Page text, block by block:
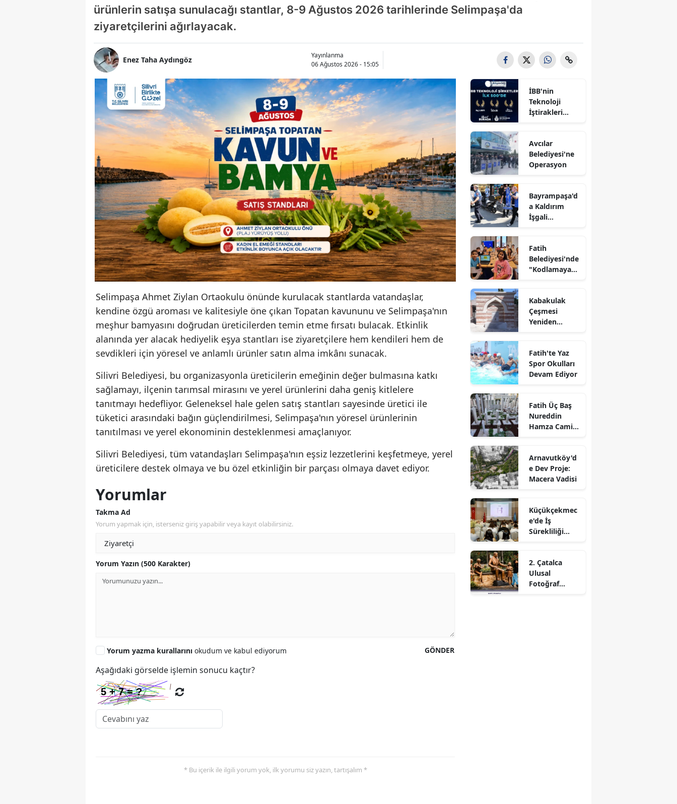
ürünlerin satışa sunulacağı stantlar, 8-9 Ağustos 2026 tarihlerinde Selimpaşa'da
ziyaretçilerini ağırlayacak.
Enez Taha Aydıngöz
Yayınlanma
06 Ağustos 2026 - 15:05
Selimpaşa Ahmet Ziylan Ortaokulu önünde kurulacak stantlarda vatandaşlar,
kendine özgü aroması ve kalitesiyle öne çıkan Topatan kavununu ve Selimpaşa'nın
meşhur bamyasını doğrudan üreticilerden temin etme fırsatı bulacak. Etkinlik
alanında yer alacak hediyelik eşya stantları ise ziyaretçilere hem kendileri hem de
sevdikleri için yöresel ve anlamlı ürünler satın alma imkânı sunacak.
Silivri Belediyesi, bu organizasyonla üreticilerin emeğinin değer bulmasına katkı
sağlamayı, ilçenin tarımsal mirasını ve yerel ürünlerini daha geniş kitlelere
tanıtmayı hedefliyor. Geleneksel hale gelen satış stantları sayesinde üretici ile
tüketici arasındaki bağın güçlendirilmesi, Selimpaşa'nın yöresel ürünlerinin
tanıtılması ve yerel ekonominin desteklenmesi amaçlanıyor.
Silivri Belediyesi, tüm vatandaşları Selimpaşa'nın eşsiz lezzetlerini keşfetmeye, yerel
üreticilere destek olmaya ve bu özel etkinliğin bir parçası olmaya davet ediyor.
Yorumlar
Takma Ad
Yorum yapmak için, isterseniz giriş yapabilir veya kayıt olabilirsiniz.
Yorum Yazın (500 Karakter)
GÖNDER
Yorum yazma kurallarını okudum ve kabul ediyorum
Aşağıdaki görselde işlemin sonucu kaçtır?
* Bu içerik ile ilgili yorum yok, ilk yorumu siz yazın, tartışalım *
İBB'nin
Teknoloji
İştirakleri
Avcılar
Belediyesi'ne
Operasyon
Bayrampaşa'd
a Kaldırım
İşgali
Fatih
Belediyesi'nde
"Kodlamaya
Kabakulak
Çeşmesi
Yeniden
Fatih'te Yaz
Spor Okulları
Devam Ediyor
Fatih Üç Baş
Nureddin
Hamza Camii
Arnavutköy'd
e Dev Proje:
Macera Vadisi
Küçükçekmec
e'de İş
Sürekliliği
Eğitimi
2. Çatalca
Ulusal
Fotoğraf